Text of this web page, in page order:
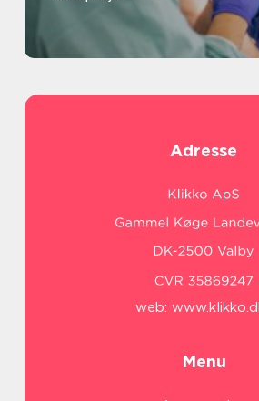
Adresse
web:
Menu